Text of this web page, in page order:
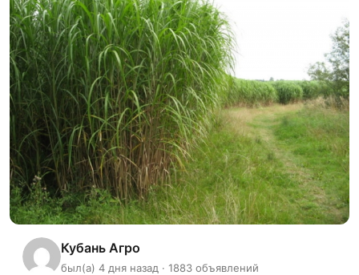
Кубань Агро
был(а) 4 дня назад · 1883 объявлений